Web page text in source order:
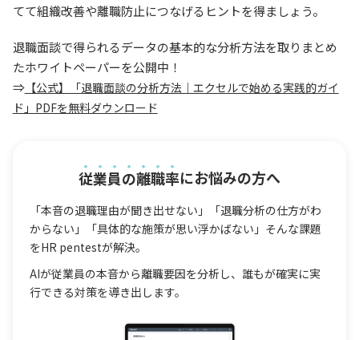
てて組織改善や離職防止につなげるヒントを得ましょう。
退職面談で得られるデータの基本的な分析方法を取りまとめ
たホワイトペーパーを公開中！
⇒【公式】「退職面談の分析方法｜エクセルで始める実践的ガイ
ド」PDFを無料ダウンロード
従業員の離職率にお悩みの方へ
「本音の退職理由が聞き出せない」「退職分析の仕方がわ
からない」「具体的な施策が思い浮かばない」そんな課題
をHR pentestが解決。
AIが従業員の本音から離職要因を分析し、誰もが確実に実
行できる対策を導き出します。